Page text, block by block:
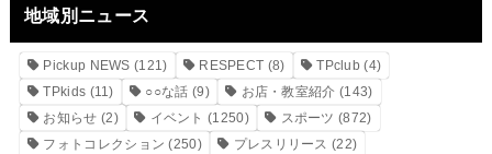
地域別ニュース
Pickup NEWS (121) RESPECT (8) TPclub (4)
TPkids (11) ○○な話 (9) お店・教室紹介 (143)
お知らせ (2) イベント (1250) スポーツ (872)
フォトコレクション (250) プレスリリース (22)